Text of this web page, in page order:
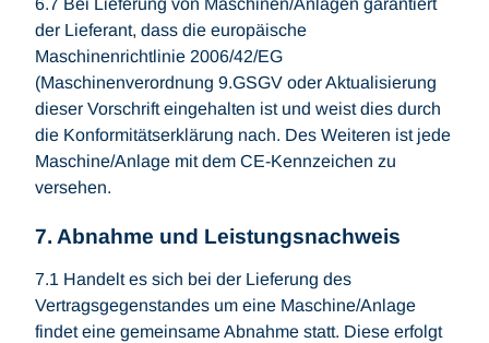
6.7 Bei Lieferung von Maschinen/Anlagen garantiert
der Lieferant, dass die europäische
Maschinenrichtlinie 2006/42/EG
(Maschinenverordnung 9.GSGV oder Aktualisierung
dieser Vorschrift eingehalten ist und weist dies durch
die Konformitätserklärung nach. Des Weiteren ist jede
Maschine/Anlage mit dem CE-Kennzeichen zu
versehen.
7. Abnahme und Leistungsnachweis
7.1 Handelt es sich bei der Lieferung des
Vertragsgegenstandes um eine Maschine/Anlage
findet eine gemeinsame Abnahme statt. Diese erfolgt